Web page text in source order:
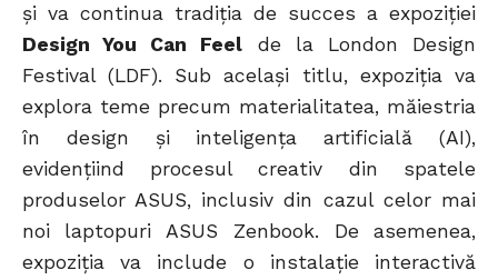
și va continua tradiția de succes a expoziției
Design You Can Feel de la London Design
Festival (LDF). Sub același titlu, expoziția va
explora teme precum materialitatea, măiestria
în design și inteligența artificială (AI),
evidențiind procesul creativ din spatele
produselor ASUS, inclusiv din cazul celor mai
noi laptopuri ASUS Zenbook. De asemenea,
expoziția va include o instalație interactivă